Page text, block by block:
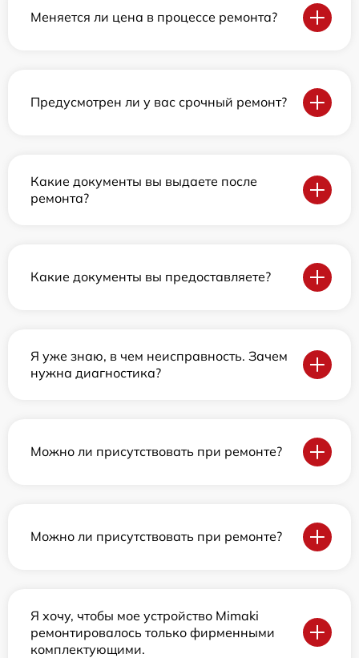
Меняется ли цена в процессе ремонта?
Предусмотрен ли у вас срочный ремонт?
Какие документы вы выдаете после
ремонта?
Какие документы вы предоставляете?
Я уже знаю, в чем неисправность. Зачем
нужна диагностика?
Можно ли присутствовать при ремонте?
Можно ли присутствовать при ремонте?
Я хочу, чтобы мое устройство Mimaki
ремонтировалось только фирменными
комплектующими.